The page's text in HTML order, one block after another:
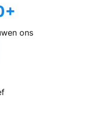
ons